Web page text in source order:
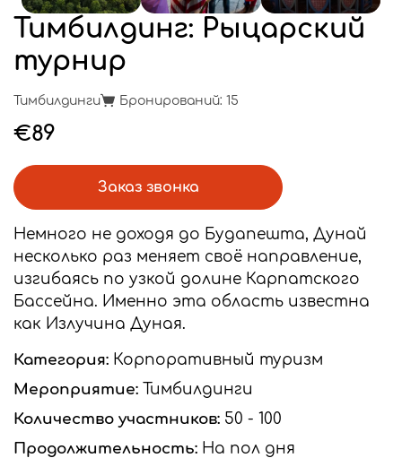
Тимбилдинг: Рыцарский
турнир
Тимбилдинги Бронирований: 15
€89
Заказ звонка
Немного не доходя до Будапешта, Дунай
несколько раз меняет своё направление,
изгибаясь по узкой долине Карпатского
Бассейна. Именно эта область известна
как Излучина Дуная.
Категория: Корпоративный туризм
Мероприятие: Тимбилдинги
Количество участников: 50 - 100
Продолжительность: На пол дня